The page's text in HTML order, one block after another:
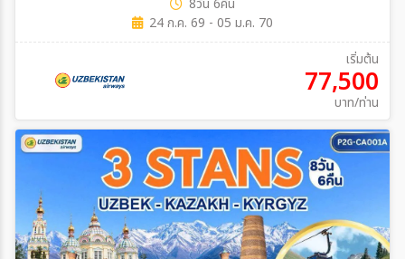
24 ก.ค. 69 - 05 ม.ค. 70
เริ่มต้น
77,500
บาท/ท่าน